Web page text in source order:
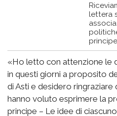
lettera
«Ho letto con attenzione le
in questi giorni a proposito
di Asti e desidero ringraziare
hanno voluto esprimere la
principe – Le idee di